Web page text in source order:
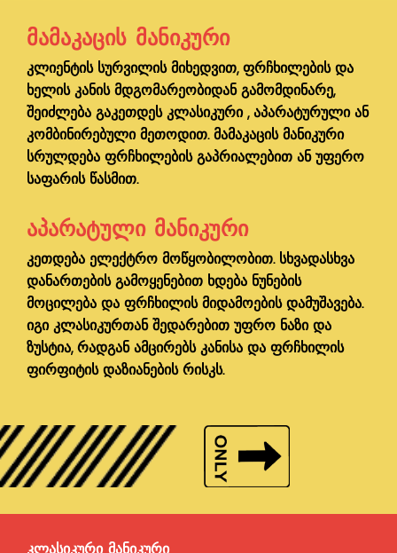
ᲛᲐᲛᲐᲙᲐᲪᲘᲡ ᲛᲐᲜᲘᲙᲣᲠᲘ
კლიენტის სურვილის მიხედვით, ფრჩხილების და
ხელის კანის მდგომარეობიდან გამომდინარე,
შეიძლება გაკეთდეს კლასიკური , აპარატურული ან
კომბინირებული მეთოდით. მამაკაცის მანიკური
სრულდება ფრჩხილების გაპრიალებით ან უფერო
საფარის წასმით.
ᲐᲞᲐᲠᲐᲢᲣᲚᲘ ᲛᲐᲜᲘᲙᲣᲠᲘ
კეთდება ელექტრო მოწყობილობით. სხვადასხვა
დანართების გამოყენებით ხდება ნუნების
მოცილება და ფრჩხილის მიდამოების დამუშავება.
იგი კლასიკურთან შედარებით უფრო ნაზი და
ზუსტია, რადგან ამცირებს კანისა და ფრჩხილის
ფირფიტის დაზიანების რისკს.
ᲙᲚᲐᲡᲘᲙᲣᲠᲘ ᲛᲐᲜᲘᲙᲣᲠᲘ